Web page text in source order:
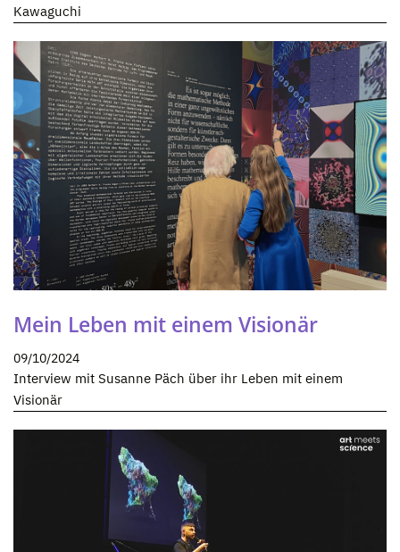
Kawaguchi
Mein Leben mit einem Visionär
09/10/2024
Interview mit Susanne Päch über ihr Leben mit einem
Visionär